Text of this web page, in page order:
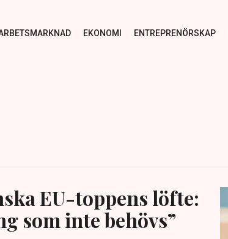
EKONOMI ENTREPRENÖRSKAP
EU-toppens löfte:
som inte behövs”